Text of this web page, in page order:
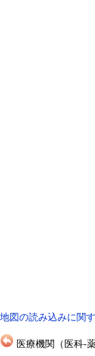
地図の読み込みに関
医療機関（医科-